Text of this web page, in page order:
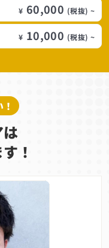
¥ 60,000 (税抜) ~
¥ 10,000 (税抜) ~
！